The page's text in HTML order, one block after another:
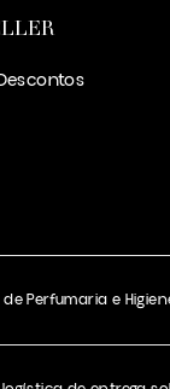
Perfumaria e